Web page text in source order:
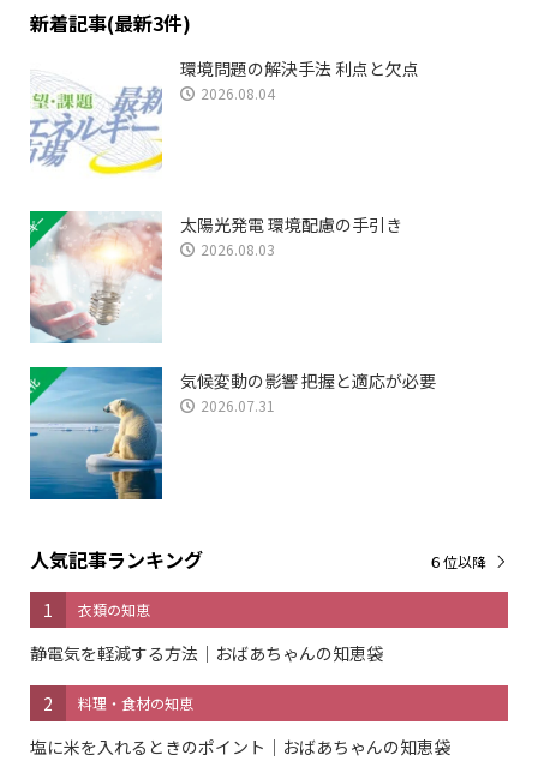
新着記事(最新3件)
環境問題の解決手法 利点と欠点
2026.08.04
太陽光発電 環境配慮の手引き
2026.08.03
気候変動の影響 把握と適応が必要
2026.07.31
人気記事ランキング
1 衣類の知恵
静電気を軽減する方法｜おばあちゃんの知恵袋
2 料理・食材の知恵
塩に米を入れるときのポイント｜おばあちゃんの知恵袋
６位以降